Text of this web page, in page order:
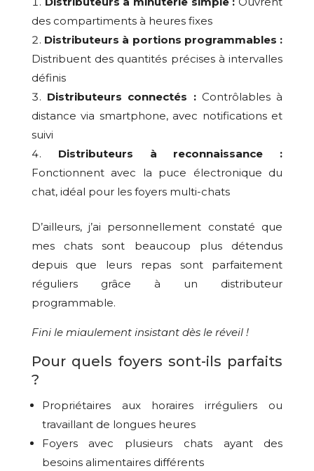
des compartiments à heures fixes
Distributeurs à portions programmables :
Distribuent des quantités précises à intervalles
définis
Distributeurs connectés :Contrôlables à
distance via smartphone, avec notifications et
suivi
Distributeurs à reconnaissance :
Fonctionnent avec la puce électronique du
chat, idéal pour les foyers multi-chats
D’ailleurs, j’ai personnellement constaté que
mes chats sont beaucoup plus détendus
depuis que leurs repas sont parfaitement
réguliers grâce à un distributeur
programmable.
Fini le miaulement insistant dès le réveil !
Pour quels foyers sont-ils parfaits
?
Propriétaires aux horaires irréguliers ou
travaillant de longues heures
Foyers avec plusieurs chats ayant des
besoins alimentaires différents